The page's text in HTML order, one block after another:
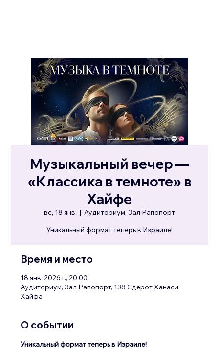
Музыкальный вечер —
«Классика в темноте» в
Хайфе
вс, 18 янв.
  |
Аудиториум, Зал Рапопорт
Уникальный формат теперь в Израиле!
Время и место
18 янв. 2026 г., 20:00
Аудиториум, Зал Рапопорт, 138 Сдерот Ханаси,
Хайфа
О событии
Уникальный формат теперь в Израиле!